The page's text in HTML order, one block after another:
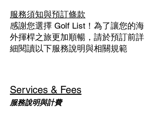
服務須知與預訂條款
感謝您選擇 Golf List！為了讓您的海
外揮桿之旅更加順暢，請於預訂前詳
細閱讀以下服務說明與相關規範
Services & Fees
服務說明與計費